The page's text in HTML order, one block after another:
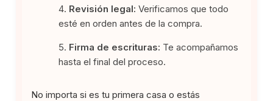
Revisión legal: Verificamos que todo
esté en orden antes de la compra.
Firma de escrituras: Te acompañamos
hasta el final del proceso.
No importa si es tu primera casa o estás